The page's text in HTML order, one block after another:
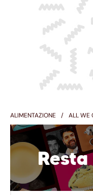
ALIMENTAZIONE ALL WE